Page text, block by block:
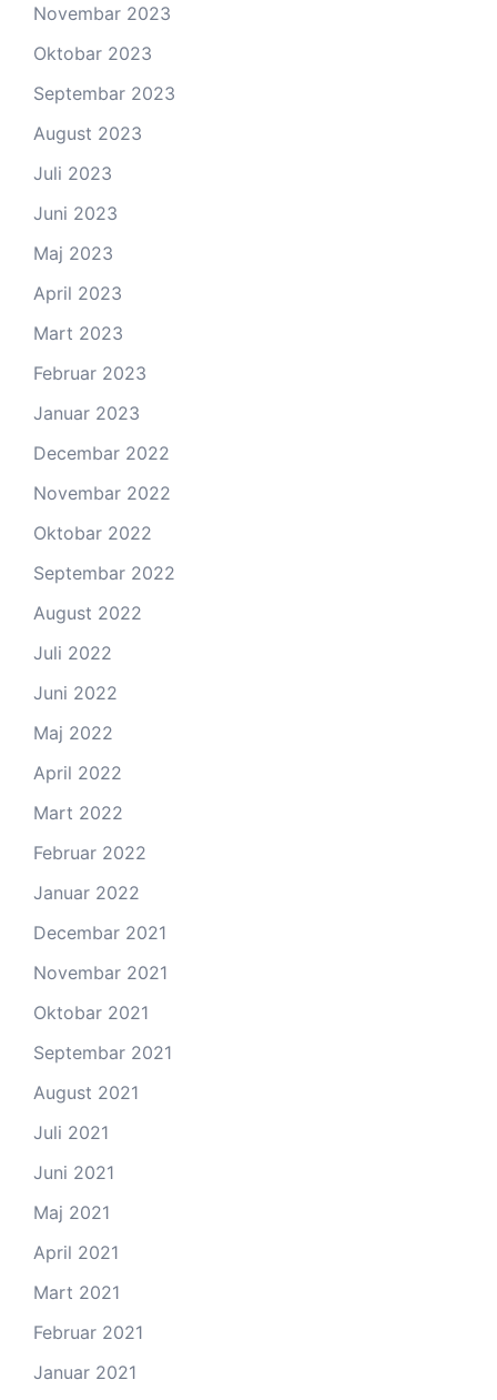
Novembar 2023
Oktobar 2023
Septembar 2023
August 2023
Juli 2023
Juni 2023
Maj 2023
April 2023
Mart 2023
Februar 2023
Januar 2023
Decembar 2022
Novembar 2022
Oktobar 2022
Septembar 2022
August 2022
Juli 2022
Juni 2022
Maj 2022
April 2022
Mart 2022
Februar 2022
Januar 2022
Decembar 2021
Novembar 2021
Oktobar 2021
Septembar 2021
August 2021
Juli 2021
Juni 2021
Maj 2021
April 2021
Mart 2021
Februar 2021
Januar 2021